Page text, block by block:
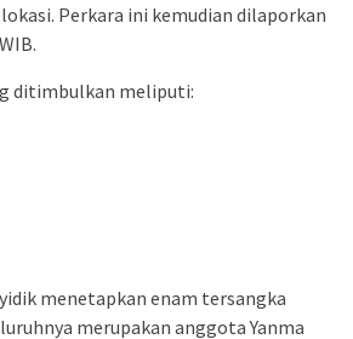
Perkara ini kemudian dilaporkan
ditimbulkan meliputi:
menetapkan enam tersangka
merupakan anggota Yanma